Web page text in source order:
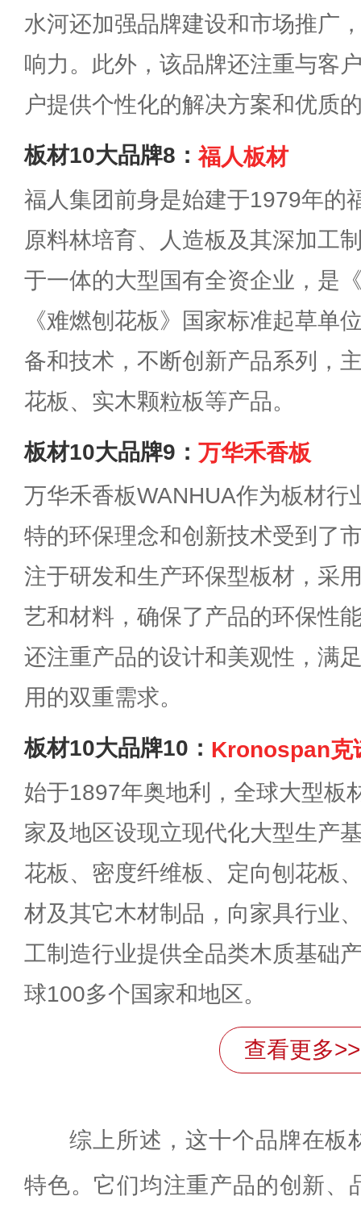
水河还加强品牌建设和市场推广
响力。此外，该品牌还注重与客
户提供个性化的解决方案和优质
板材10大品牌8：福人板材
福人集团前身是始建于1979年的
原料林培育、人造板及其深加工
于一体的大型国有全资企业，是
《难燃刨花板》国家标准起草单
备和技术，不断创新产品系列，
花板、实木颗粒板等产品。
板材10大品牌9： 万华禾香板
万华禾香板WANHUA作为板材行
特的环保理念和创新技术受到了
注于研发和生产环保型板材，采
艺和材料，确保了产品的环保性
还注重产品的设计和美观性，满
用的双重需求。
板材10大品牌10： Kronospan克
始于1897年奥地利，全球大型板
家及地区设现立现代化大型生产
花板、密度纤维板、定向刨花板
材及其它木材制品，向家具行业
工制造行业提供全品类木质基础
球100多个国家和地区。
查看更多>>
综上所述，这十个品牌在板
特色。它们均注重产品的创新、